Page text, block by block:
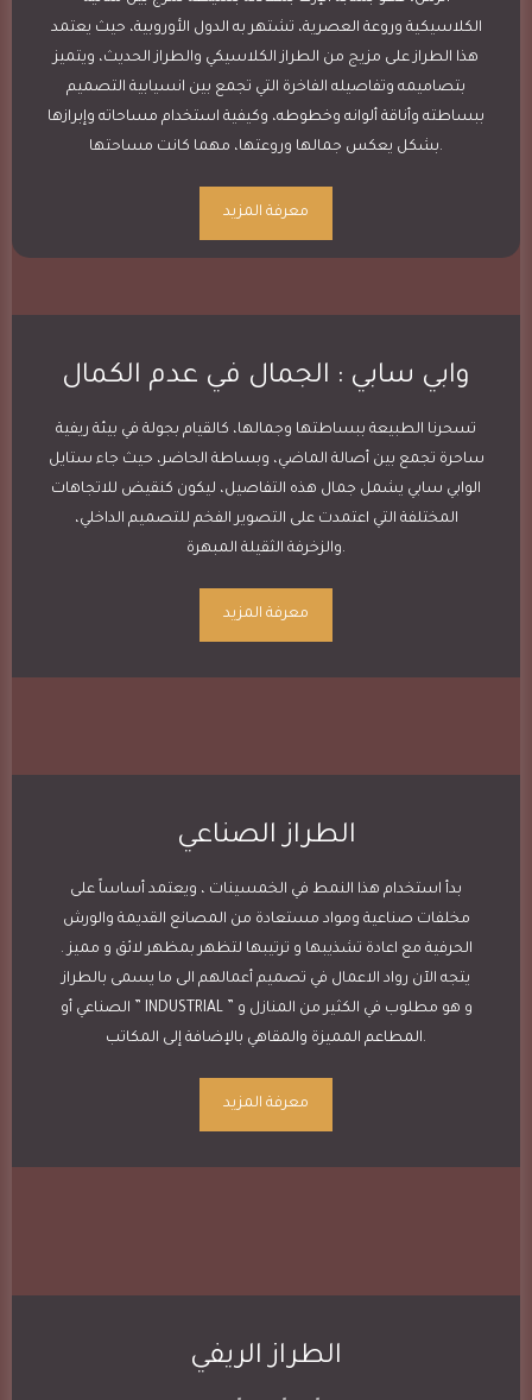
الكلاسيكية وروعة العصرية، تشتهر به الدول الأوروبية، حيث يعتمد
هذا الطراز على مزيج من الطراز الكلاسيكي والطراز الحديث، ويتميز
بتصاميمه وتفاصيله الفاخرة التي تجمع بين انسيابية التصميم
ببساطته وأناقة ألوانه وخطوطه، وكيفية استخدام مساحاته وإبرازها
بشكل يعكس جمالها وروعتها، مهما كانت مساحتها.
معرفة المزيد
وابي سابي : الجمال في عدم الكمال
تسحرنا الطبيعة ببساطتها وجمالها، كالقيام بجولة في بيئة ريفية
ساحرة تجمع بين أصالة الماضي، وبساطة الحاضر، حيث جاء ستايل
الوابي سابي يشمل جمال هذه التفاصيل، ليكون كنقيض للاتجاهات
المختلفة التي اعتمدت على التصوير الفخم للتصميم الداخلي،
والزخرفة الثقيلة المبهرة.
معرفة المزيد
الطراز الصناعي
بدأ استخدام هذا النمط في الخمسينات ، ويعتمد أساساً على
مخلفات صناعية ومواد مستعادة من المصانع القديمة والورش
الحرفية مع اعادة تشذيبها و ترتيبها لتظهر بمظهر لائق و مميز .
يتجه الآن رواد الاعمال في تصميم أعمالهم الى ما يسمى بالطراز
الصناعي أو ” INDUSTRIAL ” و هو مطلوب في الكثير من المنازل و
المطاعم المميزة والمقاهي بالإضافة إلى المكاتب.
معرفة المزيد
الطراز الريفي